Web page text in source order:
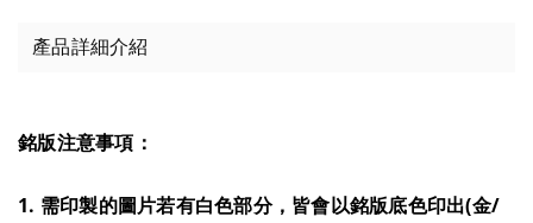
產品詳細介紹
銘版注意事項：
1. 需印製的圖片若有白色部分，皆會以銘版底色印出(金/